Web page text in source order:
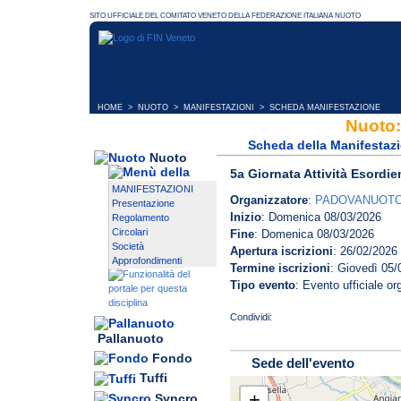
HOME > NUOTO > MANIFESTAZIONI > SCHEDA MANIFESTAZIONE
Nuoto
MANIFESTAZIONI
Presentazione
Regolamento
Circolari
Società
Approfondimenti
Pallanuoto
Fondo
Tuffi
Scheda della
5a Giornata Attività
Organizzatore:
Inizio: Domenica 08/03/2026
Fine: Domenica 08/03/2026
Apertura iscrizioni: 26/02/2026
Termine iscrizioni: Giovedì 05/
Tipo evento: Evento ufficiale
Sede dell'evento